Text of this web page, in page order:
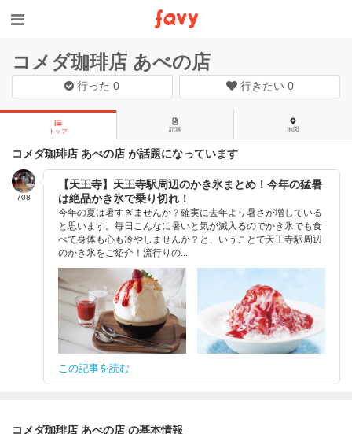
コメダ珈琲店 あべの店
行った0 行きたい 0
トップ 記事 地図
コメダ珈琲店 あべの店 が話題になっています
708
【天王寺】天王寺駅周辺のかき氷まとめ！今年の猛暑
は絶品かき氷で乗り切れ！
今年の夏は暑すぎませんか？確実に去年より暑さが増している
と思います。毎日こんなに暑いと気が滅入るのでかき氷でも食
べて身体も心も冷やしませんか？と、いうことで天王寺駅周辺
のかき氷をご紹介！流行りの...
この記事を読む
コメダ珈琲店 あべの店 の基本情報